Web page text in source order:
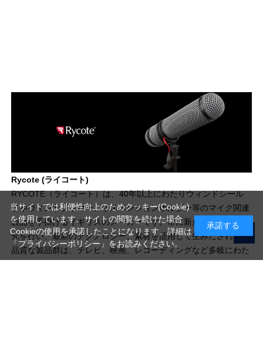
Rycote (ライコート)
RYCOTE（ライコート）は、40年以上にわたりウィンドシール
ドやウィンドジャマー、サスペンションホルダー等のマイク関連
製品を手掛けるイギリスのメーカーです。常に新たな製造法の研
究を行い、最新のテクノロジー、素材を活用して生みだされる高
品質な製品群は、テレビ、映画、レコーディングなど多岐にわた
当サイトでは利便性向上のためクッキー(Cookie)
を使用しています。サイトの閲覧を続けた場合
Cookieの使用を承諾したことになります。詳細は
「プライバシーポリシー」 をお読みください。
承諾する